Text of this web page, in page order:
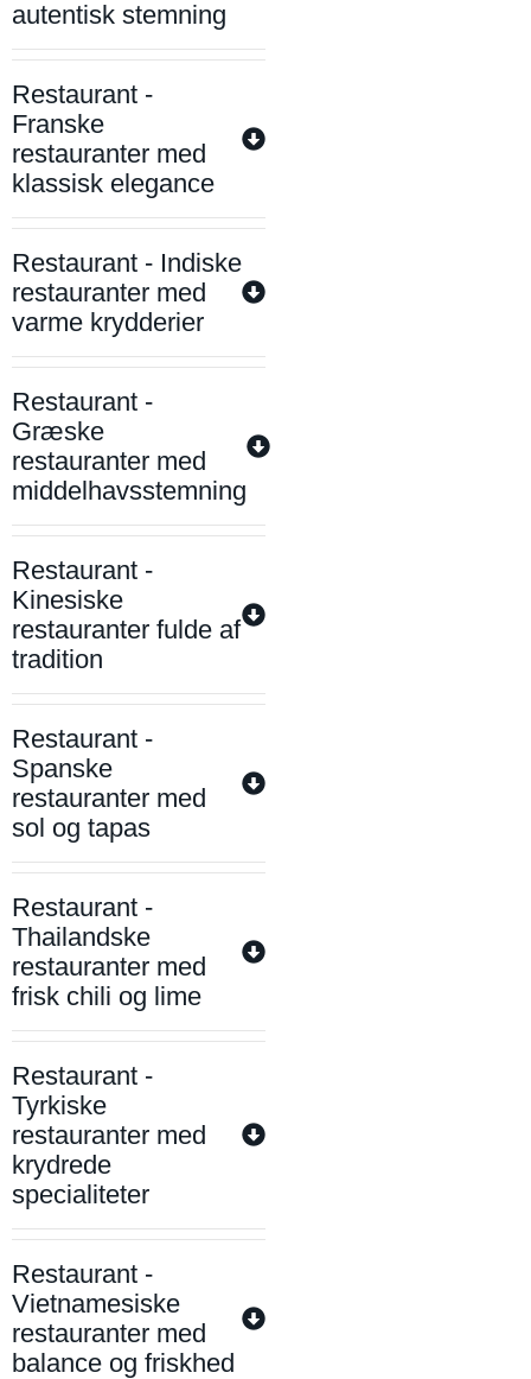
autentisk stemning
Restaurant -
Franske
restauranter med
klassisk elegance
Restaurant - Indiske
restauranter med
varme krydderier
Restaurant -
Græske
restauranter med
middelhavsstemning
Restaurant -
Kinesiske
restauranter fulde af
tradition
Restaurant -
Spanske
restauranter med
sol og tapas
Restaurant -
Thailandske
restauranter med
frisk chili og lime
Restaurant -
Tyrkiske
restauranter med
krydrede
specialiteter
Restaurant -
Vietnamesiske
restauranter med
balance og friskhed